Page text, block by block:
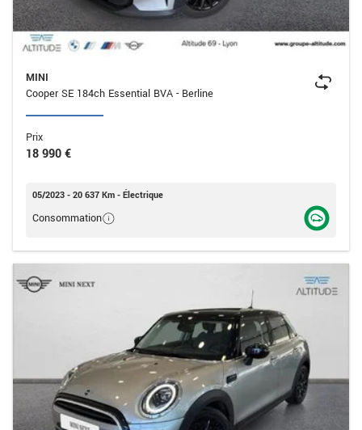
MINI
Cooper SE 184ch Essential BVA - Berline
Prix
18 990 €
05/2023 - 20 637 Km - Électrique
Consommation